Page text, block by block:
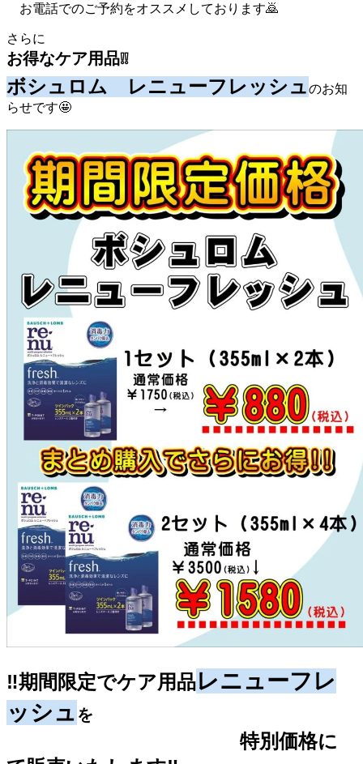
お電話でのご予約をオススメしております🙇
さらに
お得なケア用品❕❕
ボシュロム レニューフレッシュのお知
らせです🤩
‼期間限定でケア用品レニューフレ
ッシュ を
特別価格に